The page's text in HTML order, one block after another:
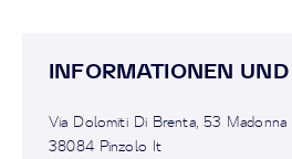
INFORMATIONEN
Via Dolomiti Di Brenta, 53 Madonna
38084 Pinzolo It